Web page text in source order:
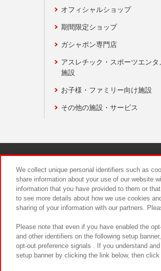
オフィシャルショップ
期間限定ショップ
ガシャポン専門店
アスレチック・スポーツエンタ
施設
お子様・ファミリー向け施設
その他の施設・サービス
We collect unique personal identifiers such as
share information about your use of our website
information that you have provided to them or
to see more details about how we use cookies
sharing of your information with our partners.
Please note that even if you have enabled the
and other identifiers on the following setup
opt-out preference signals . If you understand
setup banner by clicking the link below, then